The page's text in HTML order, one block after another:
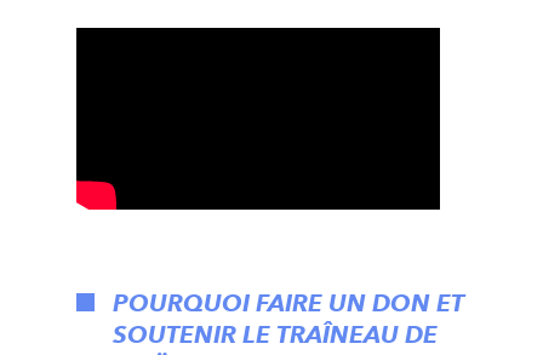
POURQUOI FAIRE UN DON ET
SOUTENIR LE TRAÎNEAU DE